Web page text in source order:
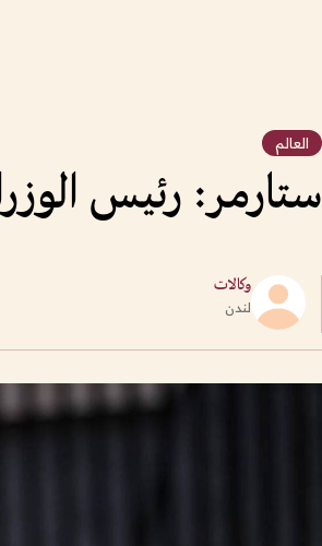
العالم
ستارمر: رئيس
وكالات
لندن